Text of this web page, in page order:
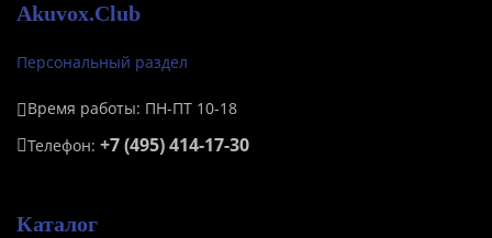
Akuvox.Club
Персональный раздел
Время работы: ПН-ПТ 10-18
Телефон: +7 (495) 414-17-30
Каталог